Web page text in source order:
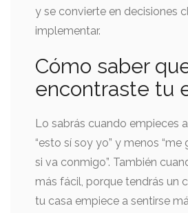
y se convierte en decisiones
implementar.
Cómo saber
encontraste tu
Lo sabrás cuando empieces
“esto sí soy yo” y menos
si va conmigo”. También
más fácil, porque tendrás un
tu casa empiece a sentirse